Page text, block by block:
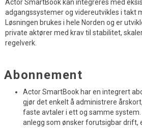
Actor SmartBook kan integreres med
adgangssystemer og videreutvikles i takt
Løsningen brukes i hele Norden og er
private aktører med krav til stabilitet,
regelverk.
Abonnement
Actor SmartBook har en integrert
gjør det enkelt å administrere
faste avtaler i ett og samme
anlegg som ønsker forutsigbar drift,